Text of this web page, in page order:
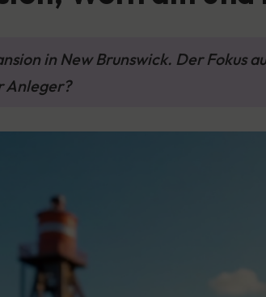
in New Brunswick. Der
Anleger?